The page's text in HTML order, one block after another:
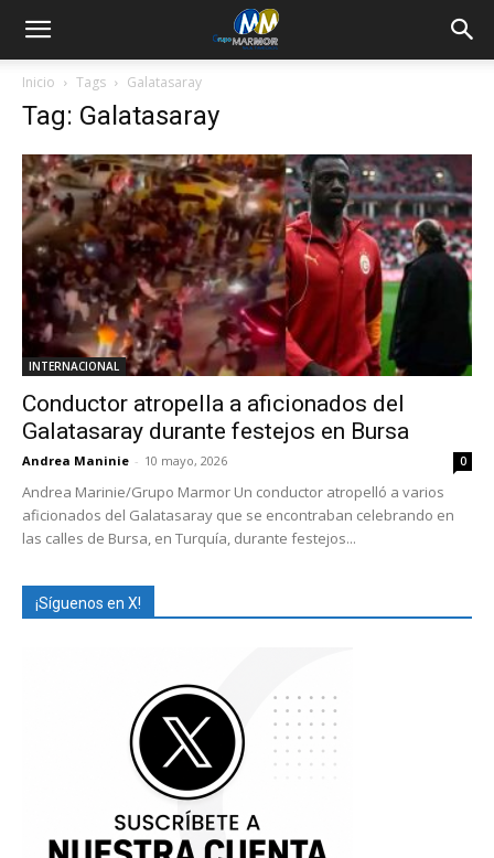
Inicio Tags Galatasaray
Tag: Galatasaray
INTERNACIONAL
Conductor atropella a aficionados del
Galatasaray durante festejos en Bursa
Andrea Maninie - 10 mayo, 2026 0
Andrea Marinie/Grupo Marmor Un conductor atropelló a varios
aficionados del Galatasaray que se encontraban celebrando en
las calles de Bursa, en Turquía, durante festejos...
¡Síguenos en X!